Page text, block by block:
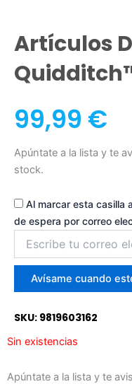
Artículos
99,99 €
Apúntate a la lista y te
stock.
Al marcar esta casilla
de espera por correo
correo
para
unirte
la
lista
de
Avísame cuando
SKU: 9819603162
Sin existencias
Apúntate a la lista y te